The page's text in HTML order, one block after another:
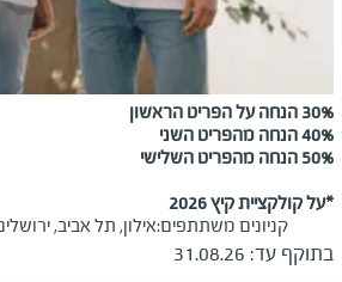
30% הנחה על הפריט הראשון
40% הנחה מהפריט השני
50% הנחה מהפריט השלישי
*על קולקציית קיץ 2026
קניונים משתתפים:אילון, תל אביב,
בתוקף עד: 31.08.26